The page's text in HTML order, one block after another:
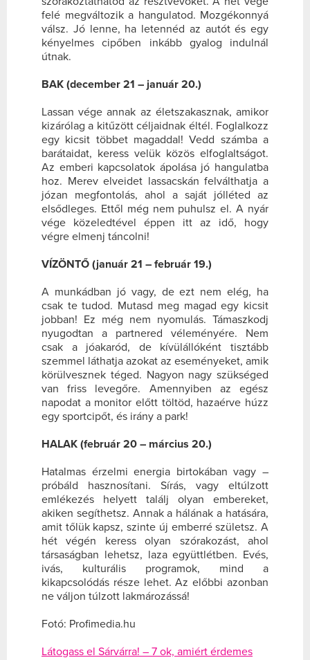
felé megváltozik a hangulatod. Mozgékonnyá
válsz. Jó lenne, ha letennéd az autót és egy
kényelmes cipőben inkább gyalog indulnál
útnak.
BAK (december 21 – január 20.)
Lassan vége annak az életszakasznak, amikor
kizárólag a kitűzött céljaidnak éltél. Foglalkozz
egy kicsit többet magaddal! Vedd számba a
barátaidat, keress velük közös elfoglaltságot.
Az emberi kapcsolatok ápolása jó hangulatba
hoz. Merev elveidet lassacskán felválthatja a
józan megfontolás, ahol a saját jólléted az
elsődleges. Ettől még nem puhulsz el. A nyár
vége közeledtével éppen itt az idő, hogy
végre elmenj táncolni!
VÍZÖNTŐ (január 21 – február 19.)
A munkádban jó vagy, de ezt nem elég, ha
csak te tudod. Mutasd meg magad egy kicsit
jobban! Ez még nem nyomulás. Támaszkodj
nyugodtan a partnered véleményére. Nem
csak a jóakaród, de kívülállóként tisztább
szemmel láthatja azokat az eseményeket, amik
körülvesznek téged. Nagyon nagy szükséged
van friss levegőre. Amennyiben az egész
napodat a monitor előtt töltöd, hazaérve húzz
egy sportcipőt, és irány a park!
HALAK (február 20 – március 20.)
Hatalmas érzelmi energia birtokában vagy –
próbáld hasznosítani. Sírás, vagy eltúlzott
emlékezés helyett találj olyan embereket,
akiken segíthetsz. Annak a hálának a hatására,
amit tőlük kapsz, szinte új emberré születsz. A
hét végén keress olyan szórakozást, ahol
társaságban lehetsz, laza együttlétben. Evés,
ivás, kulturális programok, mind a
kikapcsolódás része lehet. Az előbbi azonban
ne váljon túlzott lakmározássá!
Fotó: Profimedia.hu
Látogass el Sárvárra! – 7 ok, amiért érdemes